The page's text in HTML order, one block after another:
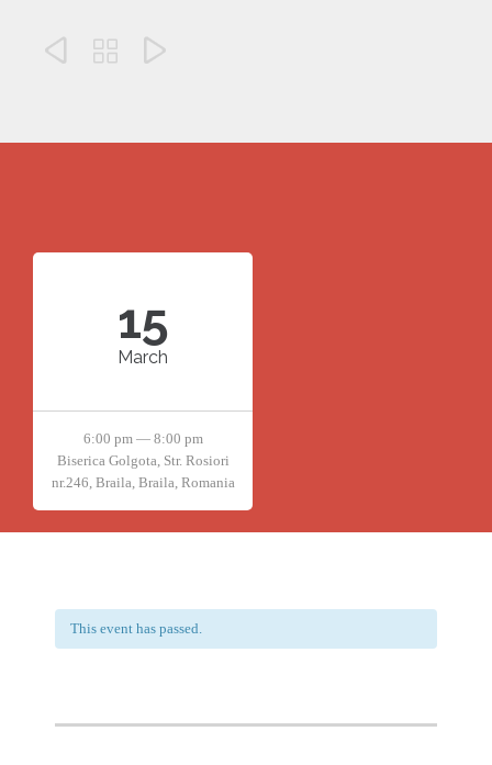
  
15
March
6:00 pm — 8:00 pm
Biserica Golgota, Str. Rosiori
nr.246, Braila, Braila, Romania
This event has passed.